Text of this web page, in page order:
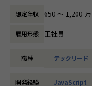
を提供する経営体制のま
今以上のレベルアップを
少しでも興味のある方は
テム開発現場で、初期見
イン調整、進捗・タスク
発作業の担当等が主な業務
クライアントの要望する
す。
★年収を上げながら、キ
■業務内容：
バックエンド領域の開発
務の一例として以下が含
な業務にチャレンジいた
・スクラムイベントの設
・コードの設計、実装、
想定年収 650 〜 1,200
雇用形態 正社員
職種 テックリード
開発経験 JavaScript